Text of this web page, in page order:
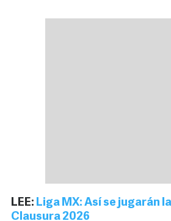
LEE: Liga MX: Así se jugarán
Clausura 2026